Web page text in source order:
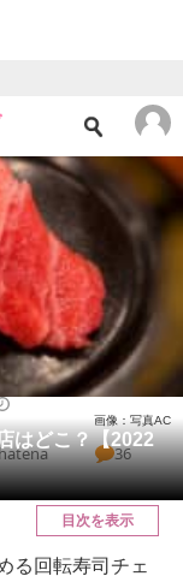
はどこ？【2022
画像：写真AC
36
目次を表示
る回転寿司チェ